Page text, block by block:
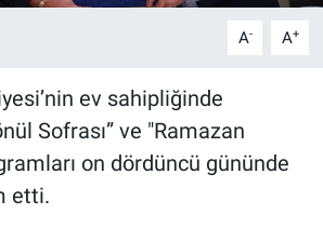
A- A+
ev sahipliğinde
Sofrası” ve "Ramazan
on dördüncü gününde
etti.